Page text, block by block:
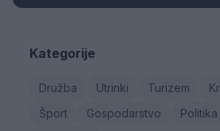
Kategorije
Družba Utrinki Turizem
Šport
Gospodarstvo Politika